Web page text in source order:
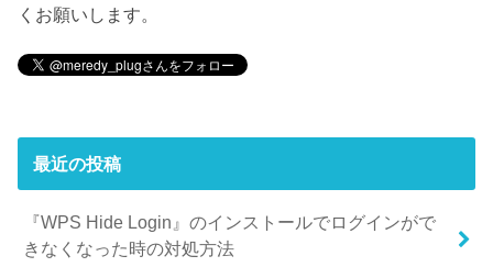
くお願いします。
最近の投稿
『WPS Hide Login』のインストールでログインがで
きなくなった時の対処方法